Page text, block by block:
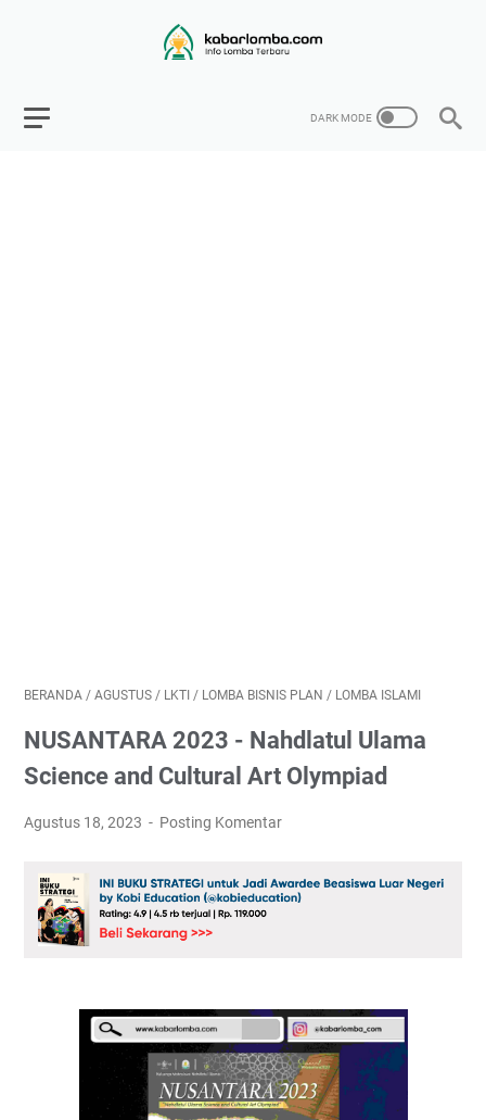
BERANDA / AGUSTUS / LKTI / LOMBA BISNIS PLAN / LOMBA ISLAMI
NUSANTARA 2023 - Nahdlatul Ulama
Science and Cultural Art Olympiad
Agustus 18, 2023 Posting Komentar